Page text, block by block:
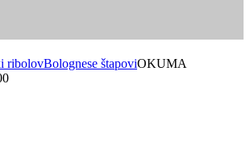
ribolovBolognese štapoviOKUMA